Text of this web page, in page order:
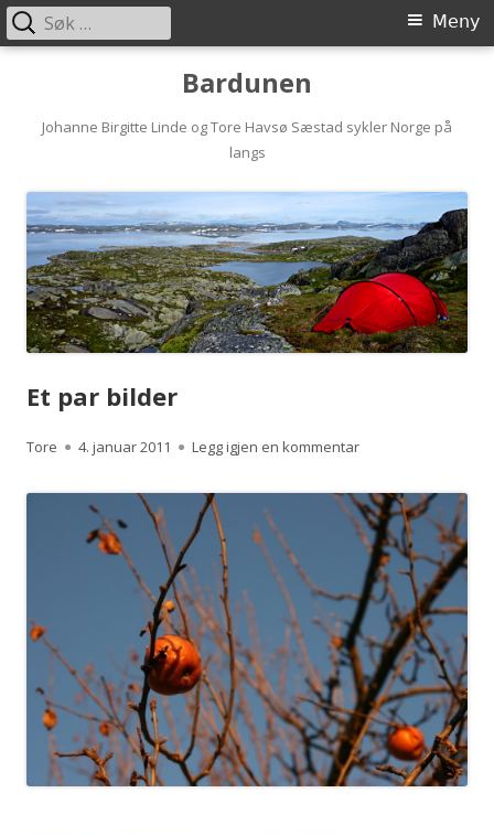
innhold
Bardunen
Johanne Birgitte Linde og Tore Havsø Sæstad sykler Norge på
langs
Primærmeny Meny
Søk
etter:
Et par bilder
Forfatter
Tore Publisert
4. januar 2011 Legg igjen en kommentartil Et par bilder